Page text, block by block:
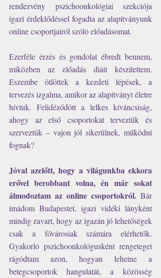
rendezvény pszichoonkológiai szekciója
igazi érdeklődéssel fogadta az alapítványunk
online csoportjairól szóló előadásomat.
Ezerféle érzés és gondolat ébredt bennem,
miközben az előadás diáit készítettem.
Eszembe ötlöttek a kezdeti lépések, a
tervezés izgalma, amikor az alapítványt életre
hívtuk. Felidéződött a lelkes kíváncsiság,
ahogy az első csoportokat terveztük és
szerveztük – vajon jól sikerülnek, működni
fognak?
Jóval azelőtt, hogy a világunkba ekkora
erővel berobbant volna, én már sokat
álmodoztam az online csoportokról. Bár
imádom Budapestet, igazi vidéki lányként
mindig zavart, hogy az igazán jó lehetőségek
csak a fővárosiak számára elérhetők.
Gyakorló pszichoonkológusként rengeteget
rágódtam azon, hogyan lehetne a
betegcsoportok hangulatát, a közösség